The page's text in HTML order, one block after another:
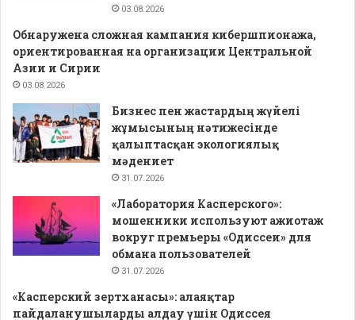
03.08.2026
Обнаружена сложная кампания кибершпионажа,
ориентированная на организации Центральной
Азии и Сирии
03.08.2026
Бизнес пен жастардың жүйелі
жұмысының нәтижесінде
қалыптасқан экологиялық
мәдениет
31.07.2026
«Лаборатория Касперского»:
мошенники используют ажиотаж
вокруг премьеры «Одиссеи» для
обмана пользователей
31.07.2026
«Касперский зертханасы»: алаяқтар
пайдаланушыларды алдау үшін Одиссея